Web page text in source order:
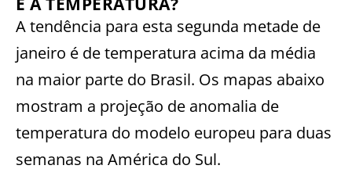
A tendência para esta segunda metade de
janeiro é de temperatura acima da média
na maior parte do Brasil. Os mapas abaixo
mostram a projeção de anomalia de
temperatura do modelo europeu para duas
semanas na América do Sul.